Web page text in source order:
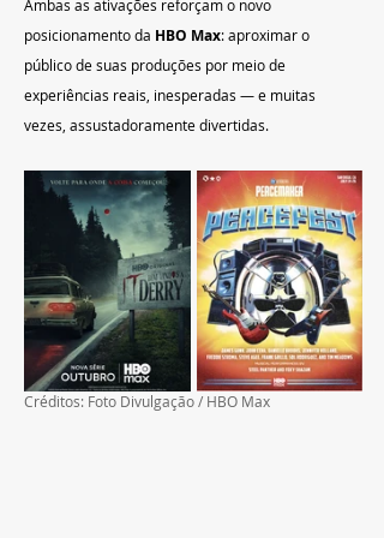
Ambas as ativações reforçam o novo
posicionamento da HBO Max: aproximar o
público de suas produções por meio de
experiências reais, inesperadas — e muitas
vezes, assustadoramente divertidas.
Créditos: Foto Divulgação / HBO Max